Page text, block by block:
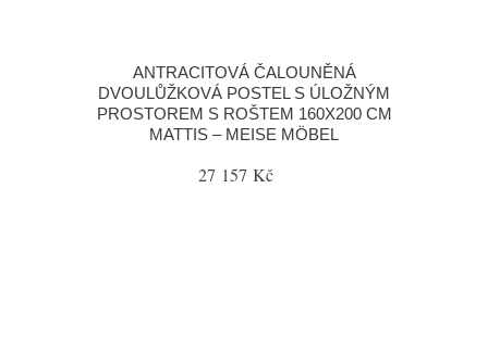
ANTRACITOVÁ ČALOUNĚNÁ
DVOULŮŽKOVÁ POSTEL S ÚLOŽNÝM
PROSTOREM S ROŠTEM 160X200 CM
MATTIS – MEISE MÖBEL
27 157 Kč